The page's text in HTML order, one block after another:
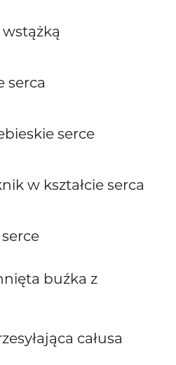
wstążką
serca
serce
w kształcie serca
buźka z
całusa